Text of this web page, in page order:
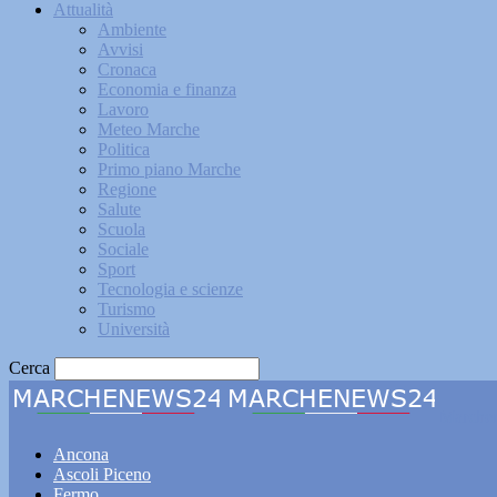
Attualità
Ambiente
Avvisi
Cronaca
Economia e finanza
Lavoro
Meteo Marche
Politica
Primo piano Marche
Regione
Salute
Scuola
Sociale
Sport
Tecnologia e scienze
Turismo
Università
Cerca
Ancona
Ascoli Piceno